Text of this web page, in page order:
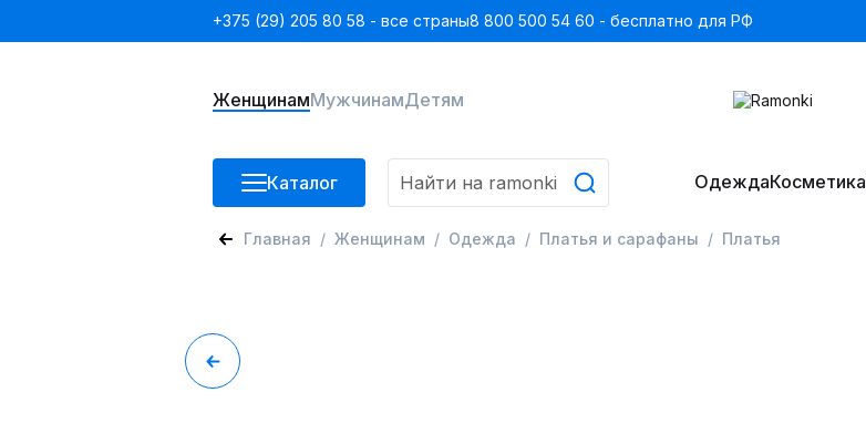
+375 (29) 205 80 58 - все страны8 800 500 54 60 - бесплатно для РФ
ЖенщинамМужчинамДетям
Каталог ОдеждаКосметика
Главная Женщинам Одежда Платья и сарафаны Платья